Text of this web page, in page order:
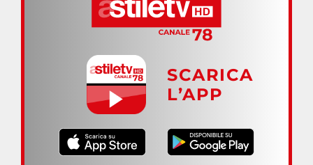
SCARICA
L’APP